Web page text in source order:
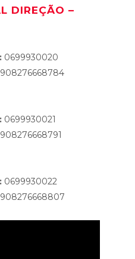
DIREÇÃO –
0699930020
0699930021
0699930022